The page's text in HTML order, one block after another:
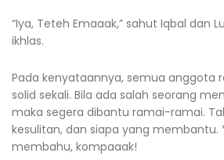
“Iya, Teteh Emaaak,” sahut Iqbal dan
ikhlas.
Pada kenyataannya, semua anggota
solid sekali. Bila ada salah seorang
maka segera dibantu ramai-ramai.
kesulitan, dan siapa yang membantu.
membahu, kompaaak!